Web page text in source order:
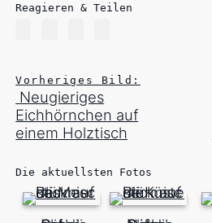
Reagieren & Teilen
Vorheriges Bild:
Neugieriges
Eichhörnchen auf
einem Holztisch
Die aktuellsten Fotos